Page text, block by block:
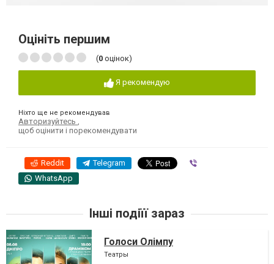
Оцініть першим
(0 оцінок)
Я рекомендую
Ніхто ще не рекомендував
Авторизуйтесь
щоб оцінити і порекомендувати
Reddit Telegram
WhatsApp
Інші подіїї зараз
Голоси Олімпу
Театры